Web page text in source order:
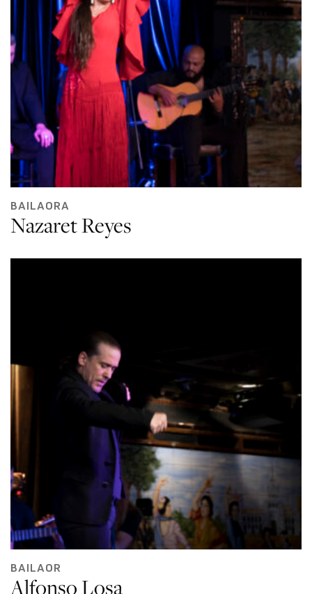
BAILAORA
Nazaret Reyes
BAILAOR
Alfonso Losa